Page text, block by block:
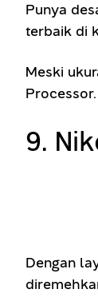
Punya
terbaik di
Meski
9.
Dengan